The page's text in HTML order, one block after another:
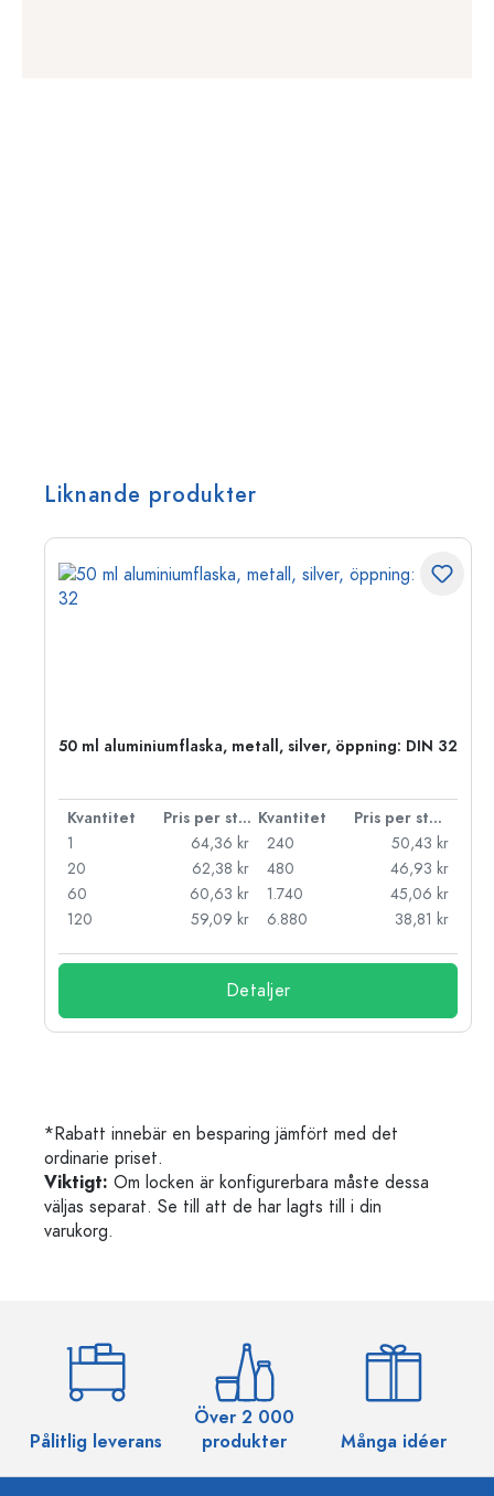
Liknande produkter
50 ml aluminiumflaska, metall, silver, öppning: DIN 32
Kvantitet Pris per styck Kvantitet
Pris per styck
1
64,36 kr
20
62,38 kr
60
60,63 kr
120
59,09 kr
240
50,43 kr
480
46,93 kr
1.740
45,06 kr
6.880
38,81 kr
Detaljer
*Rabatt innebär en besparing jämfört med det
ordinarie priset.
Viktigt: Om locken är konfigurerbara måste dessa
väljas separat. Se till att de har lagts till i din
varukorg.
Pålitlig leverans
Över 2 000
produkter
Många idéer